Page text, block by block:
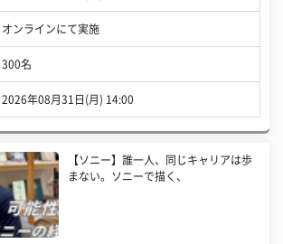
オンラインにて実施
300名
2026年08月31日(月) 14:00
【ソニー】誰一人、同じキャリアは歩
まない。ソニーで描く、